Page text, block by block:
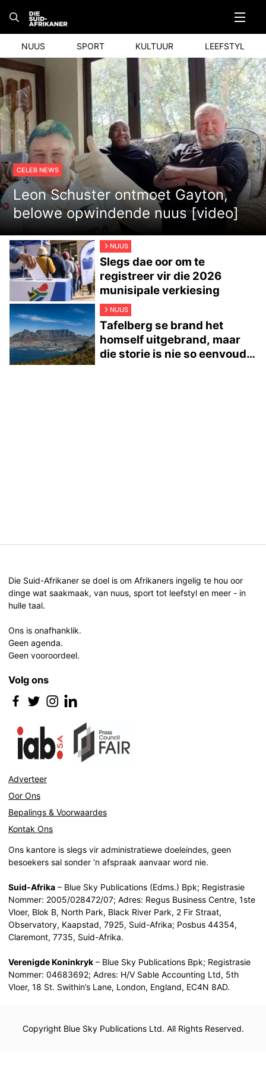
content
NUUS SPORT KULTUUR LEEFSTYL
CELEB NEWS
Leon Schuster ontmoet Gayton,
belowe opwindende nuus [video]
NUUS
Slegs dae oor om te
registreer vir die 2026
munisipale verkiesing
NUUS
Tafelberg se brand het
homself uitgebrand, maar
die storie is nie so eenvoudig
Die Suid-Afrikaner se doel is om Afrikaners ingelig te hou oor
dinge wat saakmaak, van nuus, sport tot leefstyl en meer - in
hulle taal.
Ons is onafhanklik.
Geen agenda.
Geen vooroordeel.
Volg ons
Adverteer
Oor Ons
Bepalings & Voorwaardes
Kontak Ons
Ons kantore is slegs vir administratiewe doeleindes, geen
besoekers sal sonder ‘n afspraak aanvaar word nie.
Suid-Afrika – Blue Sky Publications (Edms.) Bpk; Registrasie
Nommer: 2005/028472/07; Adres: Regus Business Centre, 1ste
Vloer, Blok B, North Park, Black River Park, 2 Fir Straat,
Observatory, Kaapstad, 7925, Suid-Afrika; Posbus 44354,
Claremont, 7735, Suid-Afrika.
Verenigde Koninkryk – Blue Sky Publications Bpk; Registrasie
Nommer: 04683692; Adres: H/V Sable Accounting Ltd, 5th
Vloer, 18 St. Swithin’s Lane, London, England, EC4N 8AD.
Copyright Blue Sky Publications Ltd. All Rights Reserved.